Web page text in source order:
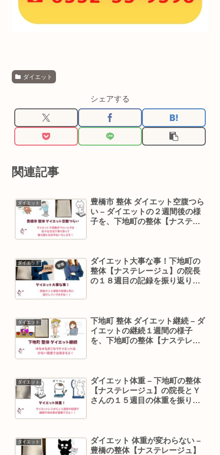
ダイエット
シェアする
関連記事
ダイエット
豊橋市 整体 ダイエット空腹つら
い – ダイエットの２週間後の様
子を、下地町の整体【ナステレ
ダイエット
ダイエット大事な事！下地町の
整体【ナステレージュ】の院長
の１８週目の記録を振り返りま
ダイエット
下地町 整体 ダイエット継続 – ダ
イエットの継続１週間の様子
を、下地町の整体【ナステレー
ダイエット
ダイエット体重 – 下地町の整体
【ナステレージュ】の院長とＹ
さんの１５週目の体重を振り返
ダイエット
ダイエット 体重が変わらない –
豊橋の整体【ナステレージュ】